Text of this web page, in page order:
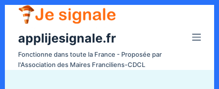
applijesignale.fr
Fonctionne dans toute la France - Proposée par
l'Association des Maires Franciliens-CDCL